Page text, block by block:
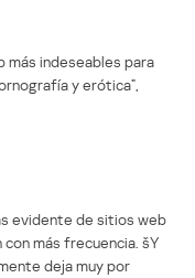
indeseables para
y erótica”,
evidente de sitios web
más frecuencia. šY
deja muy por